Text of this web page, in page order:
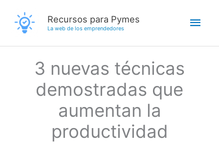
contenido
Recursos para Pymes
La web de los emprendedores
3 nuevas técnicas
demostradas que
aumentan la
productividad